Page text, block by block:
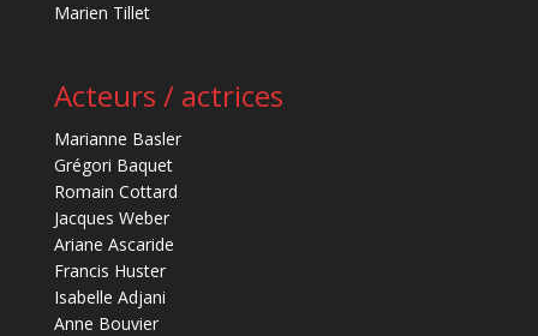
Marien Tillet
Acteurs / actrices
Marianne Basler
Grégori Baquet
Romain Cottard
Jacques Weber
Ariane Ascaride
Francis Huster
Isabelle Adjani
Anne Bouvier